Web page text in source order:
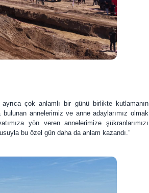
çok anlamlı bir günü birlikte kutlamanın
annelerimiz ve anne adaylarımız olmak
yön veren annelerimize şükranlarımızı
bu özel gün daha da anlam kazandı.”